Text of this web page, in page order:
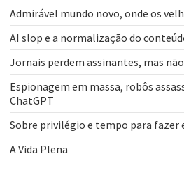
Admirável mundo novo, onde os
AI slop e a normalização do
Jornais perdem assinantes, mas
Espionagem em massa, robôs
ChatGPT
Sobre privilégio e tempo para fazer
A Vida Plena